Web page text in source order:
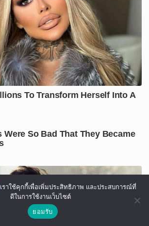
เราใช้คุกกี้เพื่อเพิ่มประสิทธิภาพ และประสบการณ์ที่
ดีในการใช้งานเว็บไซต์
ยอมรับ